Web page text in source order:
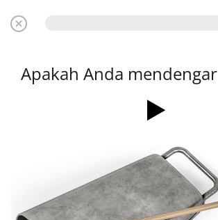
Apakah Anda mendengar